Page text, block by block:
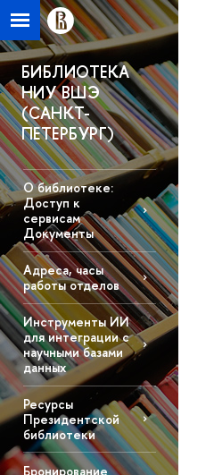
БИБЛИОТЕКА
НИУ ВШЭ
(САНКТ-
ПЕТЕРБУРГ)
О библиотеке:
Доступ к
сервисам
Документы
Адреса, часы
работы отделов
Инструменты ИИ
для интеграции с
научными базами
данных
Ресурсы
Президентской
библиотеки
Бронирование